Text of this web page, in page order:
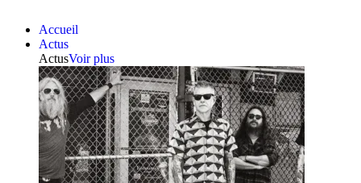
Accueil
Actus
ActusVoir plus